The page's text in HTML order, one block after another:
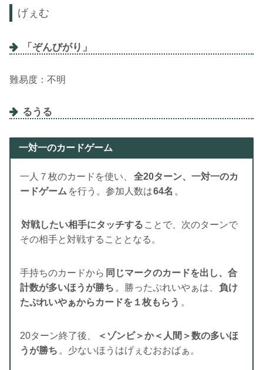
げぇむ
「ぞんびがり」
難易度：不明
るうる
一対一のカードゲーム
一人７枚のカードを使い、
全20ターン、一対一のカ
ードゲーム を行う。参加人数は64名 。
対戦したい相手にタッチする ことで、次のターンで
その相手と対戦することとなる。
手持ちのカードから 同じマークのカードを出し、合
計数が多いほうが勝ち 。勝ったぷれいやぁは、 負け
たぷれいやぁからカードを１枚もらう 。
20ターン終了後、
＜ゾンビ＞か＜人間＞数の多いほ
うが勝ち 。少ないほうはげぇむおおばぁ。